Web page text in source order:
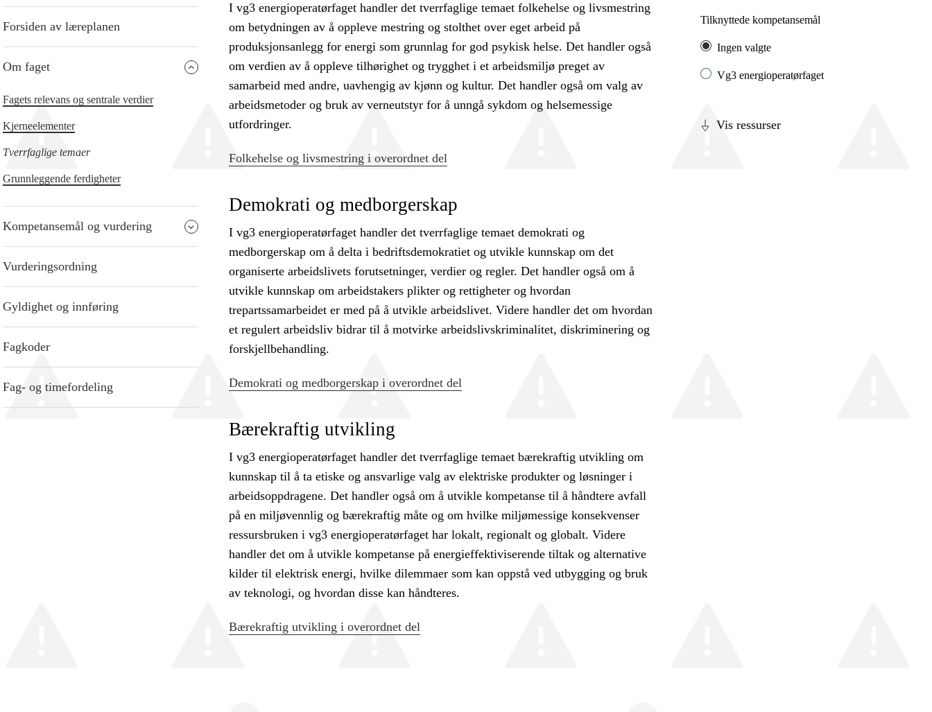
Forsiden av læreplanen
Om faget
Fagets relevans og sentrale verdier
Kjerneelementer
Tverrfaglige temaer
Grunnleggende ferdigheter
Kompetansemål og vurdering
Vurderingsordning
Gyldighet og innføring
Fagkoder
Fag- og timefordeling
Tilknyttede kompetansemål
Ingen valgte
Vg3 energioperatørfaget
Vis ressurser
I vg3 energioperatørfaget handler det tverrfaglige temaet folkehelse og livsmestring
om betydningen av å oppleve mestring og stolthet over eget arbeid på
produksjonsanlegg for energi som grunnlag for god psykisk helse. Det handler også
om verdien av å oppleve tilhørighet og trygghet i et arbeidsmiljø preget av
samarbeid med andre, uavhengig av kjønn og kultur. Det handler også om valg av
arbeidsmetoder og bruk av verneutstyr for å unngå sykdom og helsemessige
utfordringer.
Folkehelse og livsmestring i overordnet del
Demokrati og medborgerskap
I vg3 energioperatørfaget handler det tverrfaglige temaet demokrati og
medborgerskap om å delta i bedriftsdemokratiet og utvikle kunnskap om det
organiserte arbeidslivets forutsetninger, verdier og regler. Det handler også om å
utvikle kunnskap om arbeidstakers plikter og rettigheter og hvordan
trepartssamarbeidet er med på å utvikle arbeidslivet. Videre handler det om hvordan
et regulert arbeidsliv bidrar til å motvirke arbeidslivskriminalitet, diskriminering og
forskjellbehandling.
Demokrati og medborgerskap i overordnet del
Bærekraftig utvikling
I vg3 energioperatørfaget handler det tverrfaglige temaet bærekraftig utvikling om
kunnskap til å ta etiske og ansvarlige valg av elektriske produkter og løsninger i
arbeidsoppdragene. Det handler også om å utvikle kompetanse til å håndtere avfall
på en miljøvennlig og bærekraftig måte og om hvilke miljømessige konsekvenser
ressursbruken i vg3 energioperatørfaget har lokalt, regionalt og globalt. Videre
handler det om å utvikle kompetanse på energieffektiviserende tiltak og alternative
kilder til elektrisk energi, hvilke dilemmaer som kan oppstå ved utbygging og bruk
av teknologi, og hvordan disse kan håndteres.
Bærekraftig utvikling i overordnet del